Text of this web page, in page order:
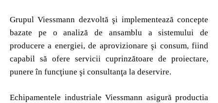
Grupul Viessmann dezvoltă şi implementează concepte
bazate pe o analiză de ansamblu a sistemului de
producere a energiei, de aprovizionare şi consum, fiind
capabil să ofere servicii cuprinzătoare de proiectare,
punere în funcţiune şi consultanţa la deservire.
Echipamentele industriale Viessmann asigură productia